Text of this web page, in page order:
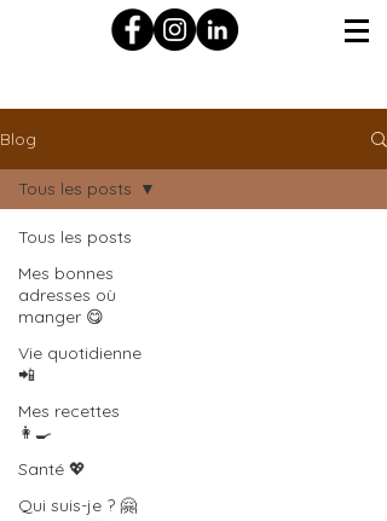
Blog
Tous les posts
Mes bonnes
adresses où
manger 😋
Vie quotidienne
📲
Mes recettes
👩‍🍳
Santé 💖
Qui suis-je ? 🤗
Tous les posts